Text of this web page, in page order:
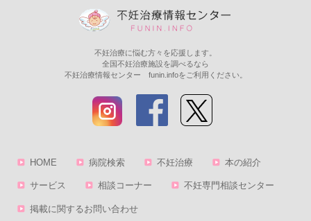
不妊治療に悩む方々を応援します。
全国不妊治療施設を調べるなら
不妊治療情報センター funin.infoをご利用ください。
HOME 病院検索 不妊治療 本の紹介
サービス 相談コーナー 不妊専門相談センター
掲載に関するお問い合わせ